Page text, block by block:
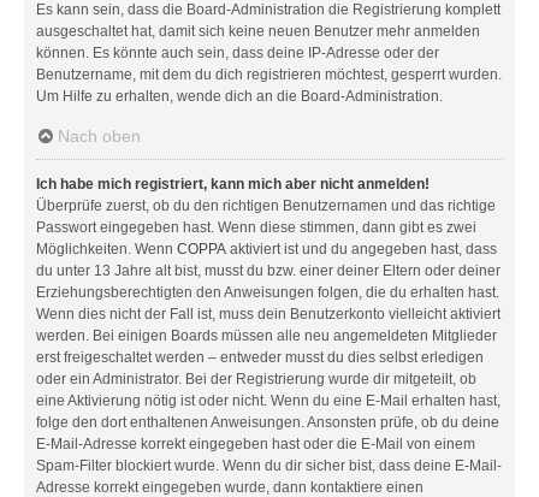
Es kann sein, dass die Board-Administration die Registrierung komplett
ausgeschaltet hat, damit sich keine neuen Benutzer mehr anmelden
können. Es könnte auch sein, dass deine IP-Adresse oder der
Benutzername, mit dem du dich registrieren möchtest, gesperrt wurden.
Um Hilfe zu erhalten, wende dich an die Board-Administration.
Nach oben
Ich habe mich registriert, kann mich aber nicht anmelden!
Überprüfe zuerst, ob du den richtigen Benutzernamen und das richtige
Passwort eingegeben hast. Wenn diese stimmen, dann gibt es zwei
Möglichkeiten. Wenn COPPA aktiviert ist und du angegeben hast, dass
du unter 13 Jahre alt bist, musst du bzw. einer deiner Eltern oder deiner
Erziehungsberechtigten den Anweisungen folgen, die du erhalten hast.
Wenn dies nicht der Fall ist, muss dein Benutzerkonto vielleicht aktiviert
werden. Bei einigen Boards müssen alle neu angemeldeten Mitglieder
erst freigeschaltet werden – entweder musst du dies selbst erledigen
oder ein Administrator. Bei der Registrierung wurde dir mitgeteilt, ob
eine Aktivierung nötig ist oder nicht. Wenn du eine E-Mail erhalten hast,
folge den dort enthaltenen Anweisungen. Ansonsten prüfe, ob du deine
E-Mail-Adresse korrekt eingegeben hast oder die E-Mail von einem
Spam-Filter blockiert wurde. Wenn du dir sicher bist, dass deine E-Mail-
Adresse korrekt eingegeben wurde, dann kontaktiere einen